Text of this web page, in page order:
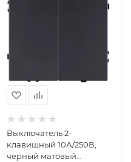
Выключатель 2-
клавишный 10А/250В,
черный матовый